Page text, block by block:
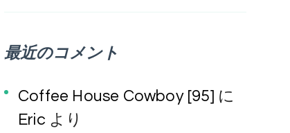
最近のコメント
Coffee House Cowboy [95] に
Eric より